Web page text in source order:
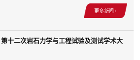
十二次岩石力学与工程试验及测试学术大